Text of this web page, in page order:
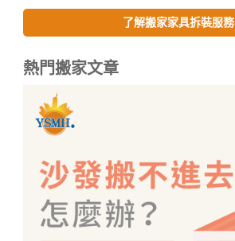
了解搬家家具拆裝服務
熱門搬家文章